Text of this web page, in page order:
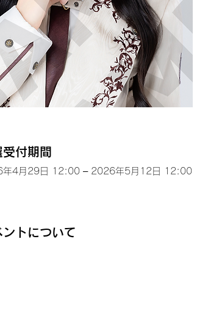
受付期間
年4月29日 12:00 – 2026年5月12日 12:00
ントについて